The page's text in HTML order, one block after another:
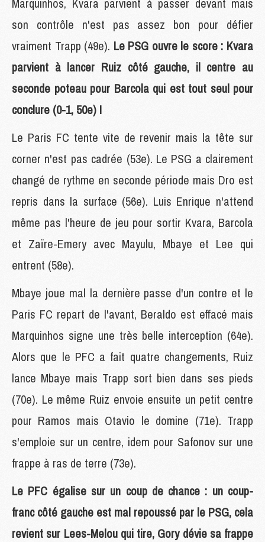
son contrôle n'est pas assez bon pour défier
vraiment Trapp (49e). Le PSG ouvre le score : Kvara
parvient à lancer Ruiz côté gauche, il centre au
seconde poteau pour Barcola qui est tout seul pour
conclure (0-1, 50e) !
Le Paris FC tente vite de revenir mais la tête sur
corner n'est pas cadrée (53e). Le PSG a clairement
changé de rythme en seconde période mais Dro est
repris dans la surface (56e). Luis Enrique n'attend
même pas l'heure de jeu pour sortir Kvara, Barcola
et Zaïre-Emery avec Mayulu, Mbaye et Lee qui
entrent (58e).
Mbaye joue mal la dernière passe d'un contre et le
Paris FC repart de l'avant, Beraldo est effacé mais
Marquinhos signe une très belle interception (64e).
Alors que le PFC a fait quatre changements, Ruiz
lance Mbaye mais Trapp sort bien dans ses pieds
(70e). Le même Ruiz envoie ensuite un petit centre
pour Ramos mais Otavio le domine (71e). Trapp
s'emploie sur un centre, idem pour Safonov sur une
frappe à ras de terre (73e).
Le PFC égalise sur un coup de chance : un coup-
franc côté gauche est mal repoussé par le PSG, cela
revient sur Lees-Melou qui tire, Gory dévie sa frappe